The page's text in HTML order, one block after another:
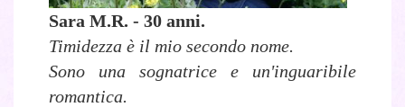
Sara M.R. - 30 anni.
Timidezza è il mio secondo nome.
Sono una sognatrice e un'inguaribile
romantica.